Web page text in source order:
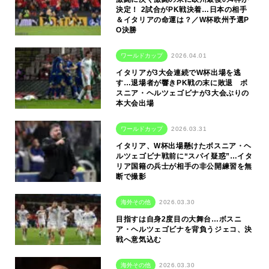
決定！ 2試合がPK戦決着…日本の相手
＆イタリアの命運は？／W杯欧州予選P
O決勝
ワールドカップ 2026.04.01
イタリアが3大会連続でW杯出場を逃
す…退場者が響きPK戦の末に敗退 ボ
スニア・ヘルツェゴビナが3大会ぶりの
本大会出場
ワールドカップ 2026.03.31
イタリア、W杯出場懸けたボスニア・ヘ
ルツェゴビナ戦前に“スパイ疑惑”…イタ
リア国籍の兵士が相手の非公開練習を無
断で撮影
海外その他 2026.03.30
目指すは自身2度目の大舞台…ボスニ
ア・ヘルツェゴビナを背負うジェコ、決
戦へ意気込む
海外その他 2026.03.30